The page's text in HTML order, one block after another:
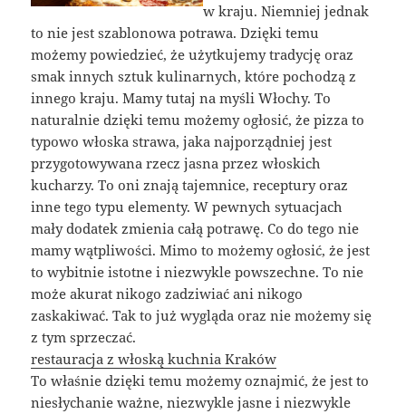
w kraju. Niemniej jednak
to nie jest szablonowa potrawa. Dzięki temu
możemy powiedzieć, że użytkujemy tradycję oraz
smak innych sztuk kulinarnych, które pochodzą z
innego kraju. Mamy tutaj na myśli Włochy. To
naturalnie dzięki temu możemy ogłosić, że pizza to
typowo włoska strawa, jaka najporządniej jest
przygotowywana rzecz jasna przez włoskich
kucharzy. To oni znają tajemnice, receptury oraz
inne tego typu elementy. W pewnych sytuacjach
mały dodatek zmienia całą potrawę. Co do tego nie
mamy wątpliwości. Mimo to możemy ogłosić, że jest
to wybitnie istotne i niezwykle powszechne. To nie
może akurat nikogo zadziwiać ani nikogo
zaskakiwać. Tak to już wygląda oraz nie możemy się
z tym sprzeczać.
restauracja z włoską kuchnia Kraków
To właśnie dzięki temu możemy oznajmić, że jest to
niesłychanie ważne, niezwykle jasne i niezwykle